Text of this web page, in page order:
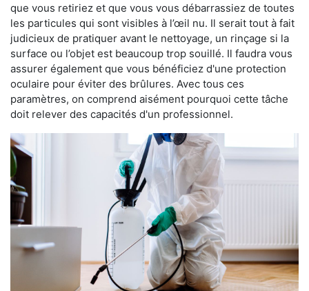
que vous retiriez et que vous vous débarrassiez de toutes
les particules qui sont visibles à l’œil nu. Il serait tout à fait
judicieux de pratiquer avant le nettoyage, un rinçage si la
surface ou l’objet est beaucoup trop souillé. Il faudra vous
assurer également que vous bénéficiez d'une protection
oculaire pour éviter des brûlures. Avec tous ces
paramètres, on comprend aisément pourquoi cette tâche
doit relever des capacités d'un professionnel.